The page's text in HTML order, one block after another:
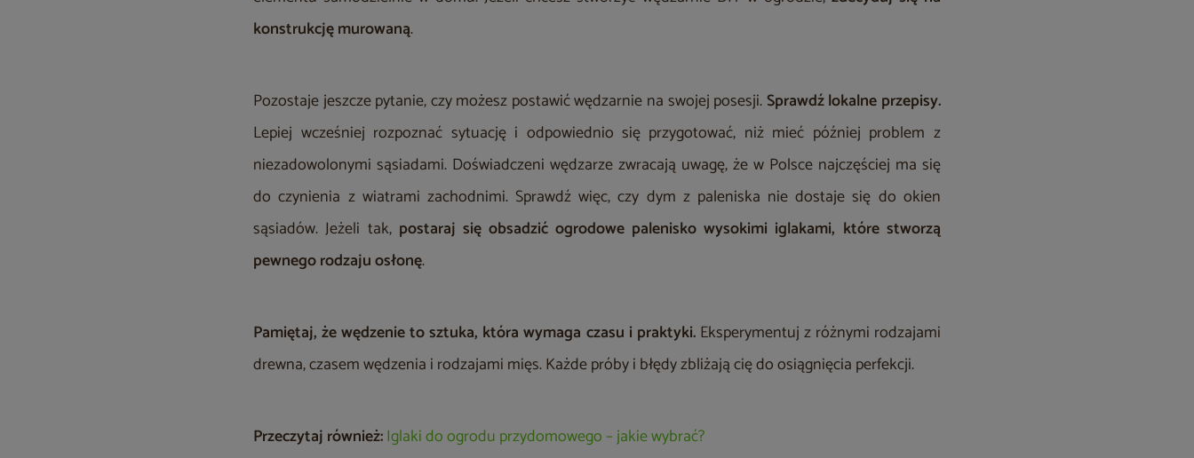
konstrukcję murowaną.
Pozostaje jeszcze pytanie, czy możesz postawić wędzarnie na swojej posesji.Sprawdź lokalne przepisy.
Lepiej wcześniej rozpoznać sytuację i odpowiednio się przygotować, niż mieć później problem z
niezadowolonymi sąsiadami. Doświadczeni wędzarze zwracają uwagę, że w Polsce najczęściej ma się
do czynienia z wiatrami zachodnimi. Sprawdź więc, czy dym z paleniska nie dostaje się do okien
sąsiadów. Jeżeli tak, postaraj się obsadzić ogrodowe palenisko wysokimi iglakami, które stworzą
pewnego rodzaju osłonę.
Pamiętaj, że wędzenie to sztuka, która wymaga czasu i praktyki. Eksperymentuj z różnymi rodzajami
drewna, czasem wędzenia i rodzajami mięs. Każde próby i błędy zbliżają cię do osiągnięcia perfekcji.
Przeczytaj również:Iglaki do ogrodu przydomowego – jakie wybrać?